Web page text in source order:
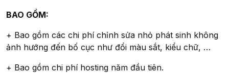
BAO GỒM:
+ Bao gồm các chi phí chỉnh sửa nhỏ phát sinh không
ảnh hướng đến bố cục như đổi màu sắt, kiểu chữ, …
+ Bao gồm chi phí hosting năm đầu tiên.